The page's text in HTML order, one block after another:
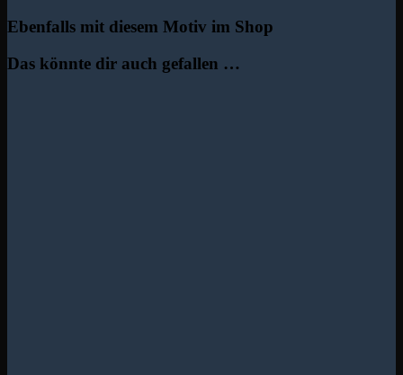
Ebenfalls mit diesem Motiv im Shop
Das könnte dir auch gefallen …